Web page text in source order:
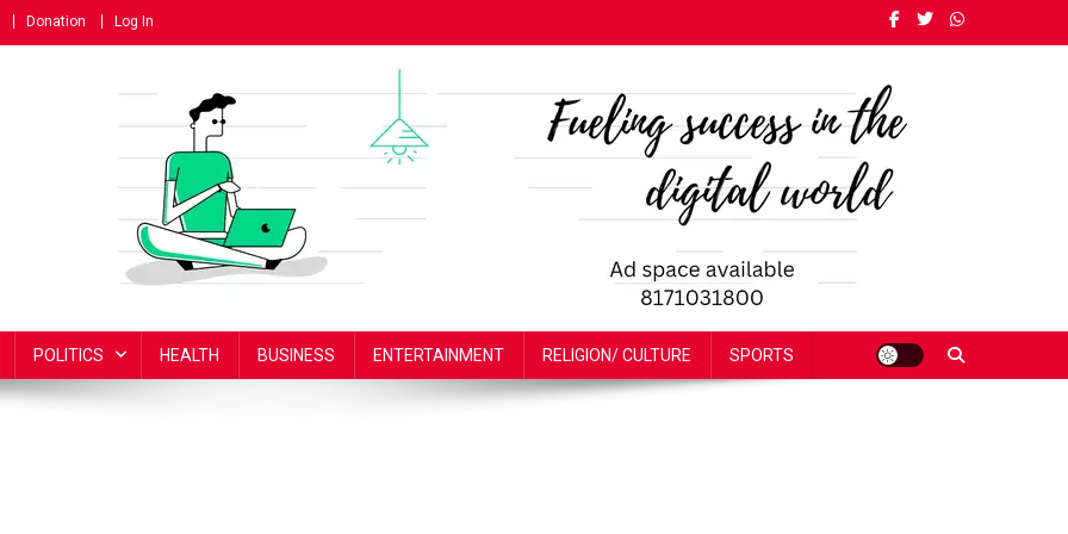
Donation Log In
POLITICS HEALTH BUSINESS ENTERTAINMENT RELIGION/ CULTURE SPORTS